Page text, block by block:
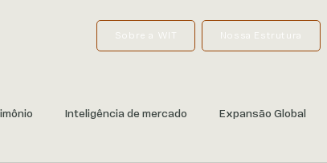
Sobre a WIT Nossa Estrutura
Inteligência de mercado Expansão Global